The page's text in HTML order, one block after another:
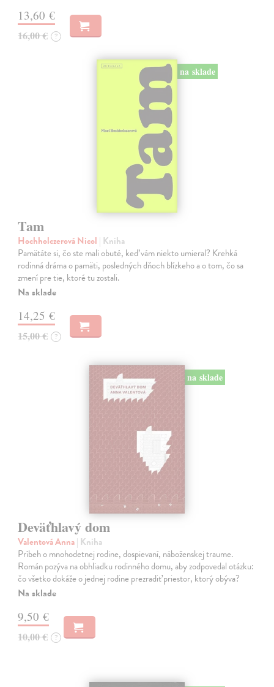
13,60 €
16,00 € ?
na sklade
Tam
Hochholczerová Nicol | Kniha
Pamätáte si, čo ste mali obuté, keď vám niekto umieral? Krehká
rodinná dráma o pamäti, posledných dňoch blízkeho a o tom, čo sa
zmení pre tie, ktoré tu zostali.
Na sklade
14,25 €
15,00 € ?
na sklade
Deväťhlavý dom
Valentová Anna| Kniha
Príbeh o mnohodetnej rodine, dospievaní, náboženskej traume.
Román pozýva na obhliadku rodinného domu, aby zodpovedal otázku:
čo všetko dokáže o jednej rodine prezradiť priestor, ktorý obýva?
Na sklade
9,50 €
10,00 € ?